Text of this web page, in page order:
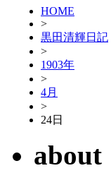
HOME
>
黒田清輝日記
>
1903年
>
4月
>
24日
about